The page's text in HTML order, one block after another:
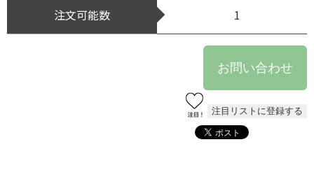
注文可能数 1